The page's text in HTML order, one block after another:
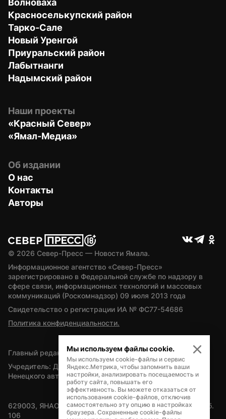
Волноваха
Красноселькупский район
Тарко-Сале
Новый Уренгой
Приуральский район
Лабытнанги
Надымский район
Наши проекты
«Красный Север»
«Ямал-Медиа»
Об издании
О нас
Контакты
Авторы
© 2026 Север-Пресс — Новости Ямала.
Информационное агентство «Север-Пресс»
зарегистрировано в Федеральной службе по надзору в
сфере связи, информационных технологий и массовых
коммуникаций (Роскомнадзор) 09 июля 2013 года
Свидетельство о регистрации ИА № ФС77-54686
Политика конфиденциальности.
Главный редактор — А.Л. Поздеев
Учредитель: Департамент внутренней политики Ямало-
Ненецкого автономного округа
629003, ЯНАО, Салехард, мкр. Богдана Кнунянца, д.1, каб.
106
Мы используем файлы cookie.
Мы используем cookie-файлы и сервис
Яндекс.Метрика, чтобы запомнить ваши
настройки, анализировать посещаемость и
работу сайта, повышать его
эффективность. Вы можете отказаться от
использования cookie-файлов, отключив
самостоятельно эту опцию в настройках
браузера. Сохраненные cookie-файлы